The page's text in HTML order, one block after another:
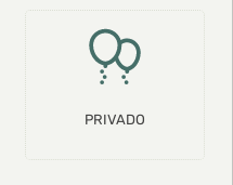
PRIVADO